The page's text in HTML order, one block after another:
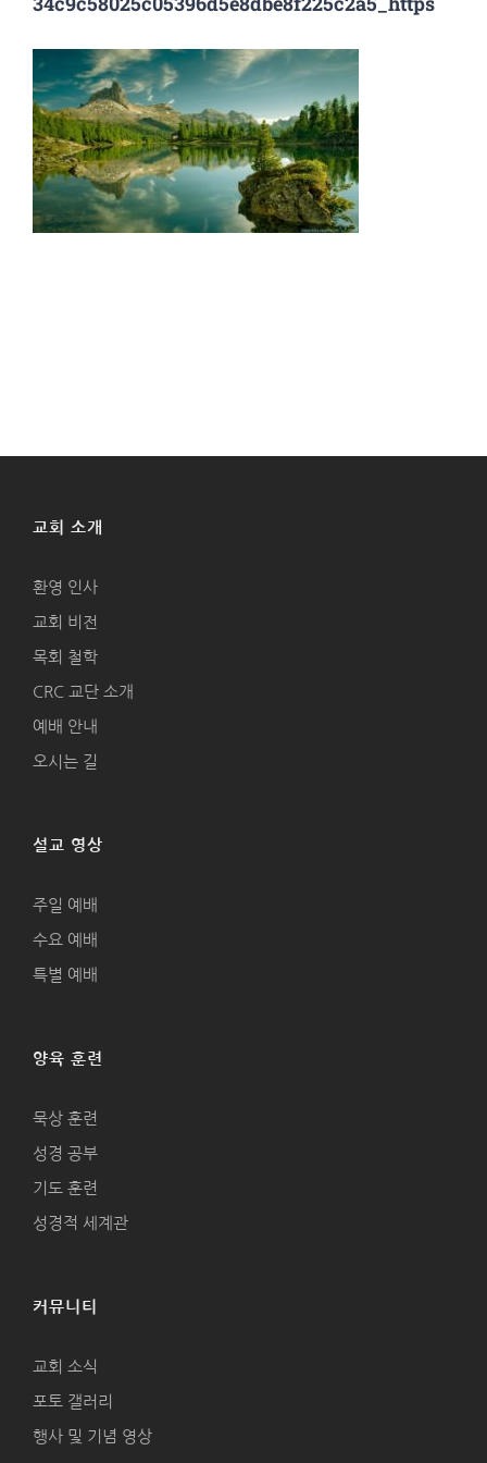
교회 소개
환영 인사
교회 비전
목회 철학
CRC 교단 소개
예배 안내
오시는 길
설교 영상
주일 예배
수요 예배
특별 예배
양육 훈련
묵상 훈련
성경 공부
기도 훈련
성경적 세계관
커뮤니티
교회 소식
포토 갤러리
행사 및 기념 영상